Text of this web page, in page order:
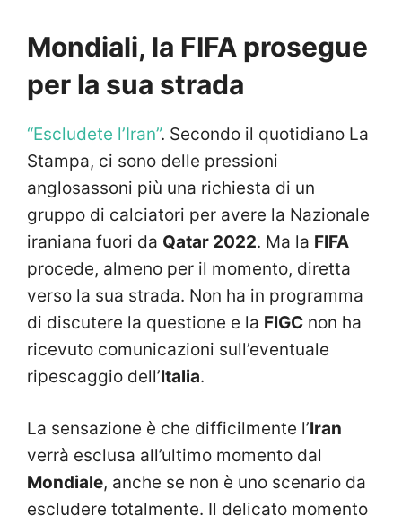
Mondiali, la FIFA prosegue
per la sua strada
“Escludete l’Iran”. Secondo il quotidiano La
Stampa, ci sono delle pressioni
anglosassoni più una richiesta di un
gruppo di calciatori per avere la Nazionale
iraniana fuori da Qatar 2022. Ma la FIFA
procede, almeno per il momento, diretta
verso la sua strada. Non ha in programma
di discutere la questione e la FIGC non ha
ricevuto comunicazioni sull’eventuale
ripescaggio dell’Italia.
La sensazione è che difficilmente l’Iran
verrà esclusa all’ultimo momento dal
Mondiale, anche se non è uno scenario da
escludere totalmente. Il delicato momento